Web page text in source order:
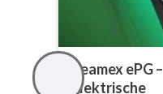
Beamex ePG –
Elektrische